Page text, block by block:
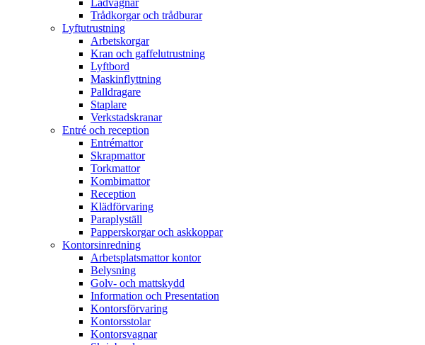
Lådvagnar
Trådkorgar och trådburar
Lyftutrustning
Arbetskorgar
Kran och gaffelutrustning
Lyftbord
Maskinflyttning
Palldragare
Staplare
Verkstadskranar
Entré och reception
Entrémattor
Skrapmattor
Torkmattor
Kombimattor
Reception
Klädförvaring
Paraplyställ
Papperskorgar och askkoppar
Kontorsinredning
Arbetsplatsmattor kontor
Belysning
Golv- och mattskydd
Information och Presentation
Kontorsförvaring
Kontorsstolar
Kontorsvagnar